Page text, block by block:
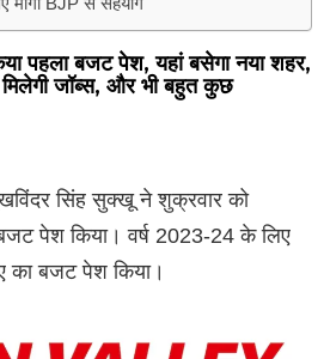
मांगा BJP से सहयोग
पहला बजट पेश, यहां बसेगा नया शहर,
जॉब्स, और भी बहुत कुछ
सिंह सुक्खू ने शुक्रवार को
पेश किया। वर्ष 2023-24 के लिए
का बजट पेश किया।